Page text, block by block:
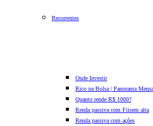
Recorrentes
Onde Investir
Rico na Bolsa | Panorama
Quanto rende R$ 1000?
Renda passiva com Fiisem alta
Renda passiva com ações